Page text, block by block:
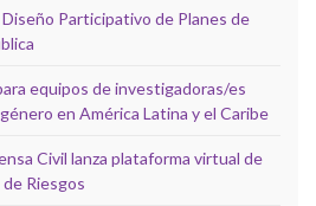
Participativo de Planes de
equipos de investigadoras/es
en América Latina y el Caribe
Civil lanza plataforma virtual de
Riesgos